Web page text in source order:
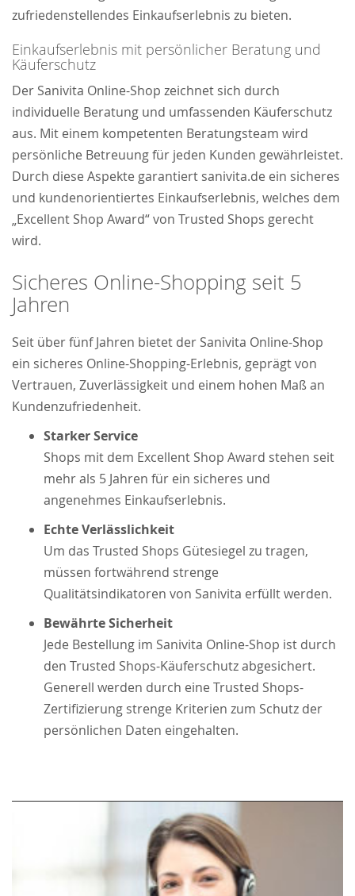
zufriedenstellendes Einkaufserlebnis zu bieten.
Einkaufserlebnis mit persönlicher Beratung und
Käuferschutz
Der Sanivita Online-Shop zeichnet sich durch
individuelle Beratung und umfassenden Käuferschutz
aus. Mit einem kompetenten Beratungsteam wird
persönliche Betreuung für jeden Kunden gewährleistet.
Durch diese Aspekte garantiert sanivita.de ein sicheres
und kundenorientiertes Einkaufserlebnis, welches dem
„Excellent Shop Award“ von Trusted Shops gerecht
wird.
Sicheres Online-Shopping seit 5
Jahren
Seit über fünf Jahren bietet der Sanivita Online-Shop
ein sicheres Online-Shopping-Erlebnis, geprägt von
Vertrauen, Zuverlässigkeit und einem hohen Maß an
Kundenzufriedenheit.
Starker Service
Shops mit dem Excellent Shop Award stehen seit
mehr als 5 Jahren für ein sicheres und
angenehmes Einkaufserlebnis.
Echte Verlässlichkeit
Um das Trusted Shops Gütesiegel zu tragen,
müssen fortwährend strenge
Qualitätsindikatoren von Sanivita erfüllt werden.
Bewährte Sicherheit
Jede Bestellung im Sanivita Online-Shop ist durch
den Trusted Shops-Käuferschutz abgesichert.
Generell werden durch eine Trusted Shops-
Zertifizierung strenge Kriterien zum Schutz der
persönlichen Daten eingehalten.